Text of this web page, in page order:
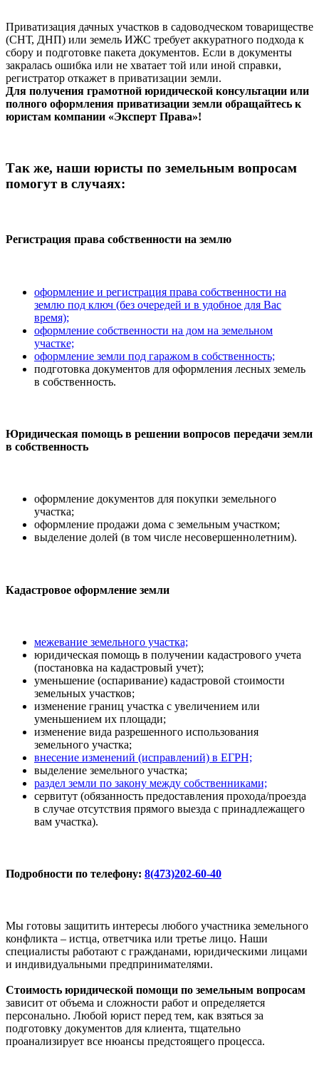
Приватизация дачных участков в садоводческом товариществе
(СНТ, ДНП) или земель ИЖС требует аккуратного подхода к
сбору и подготовке пакета документов. Если в документы
закралась ошибка или не хватает той или иной справки,
регистратор откажет в приватизации земли.
Для получения грамотной юридической консультации или
полного оформления приватизации земли обращайтесь к
юристам компании «Эксперт Права»!
Так же, наши юристы по земельным вопросам
помогут в случаях:
Регистрация права собственности на землю
оформление и регистрация права собственности на
землю под ключ (без очередей и в удобное для Вас
время);
оформление собственности на дом на земельном
участке;
оформление земли под гаражом в собственность;
подготовка документов для оформления лесных земель
в собственность.
Юридическая помощь в решении вопросов передачи земли
в собственность
оформление документов для покупки земельного
участка;
оформление продажи дома с земельным участком;
выделение долей (в том числе несовершеннолетним).
Кадастровое оформление земли
межевание земельного участка;
юридическая помощь в получении кадастрового учета
(постановка на кадастровый учет);
уменьшение (оспаривание) кадастровой стоимости
земельных участков;
изменение границ участка с увеличением или
уменьшением их площади;
изменение вида разрешенного использования
земельного участка;
внесение изменений (исправлений) в ЕГРН;
выделение земельного участка;
раздел земли по закону между собственниками;
сервитут (обязанность предоставления прохода/проезда
в случае отсутствия прямого выезда с принадлежащего
вам участка).
Подробности по телефону: 8(473)202-60-40
Мы готовы защитить интересы любого участника земельного
конфликта – истца, ответчика или третье лицо. Наши
специалисты работают с гражданами, юридическими лицами
и индивидуальными предпринимателями.
Стоимость юридической помощи по земельным вопросам
зависит от объема и сложности работ и определяется
персонально. Любой юрист перед тем, как взяться за
подготовку документов для клиента, тщательно
проанализирует все нюансы предстоящего процесса.